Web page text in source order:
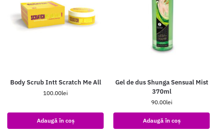
Body Scrub Intt Scratch Me All
100.00lei
Adaugă în coș
Gel de dus Shunga Sensual Mist
370ml
90.00lei
Adaugă în coș